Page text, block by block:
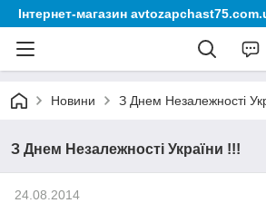
Інтернет-магазин
Новини З Днем Незалежності
З Днем Незалежності України !!!
24.08.2014